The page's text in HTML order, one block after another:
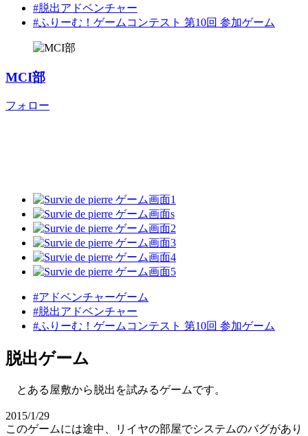
#脱出アドベンチャー
#ふりーむ！ゲームコンテスト 第10回 参加ゲーム
MCI部
フォロー
#アドベンチャーゲーム
#脱出アドベンチャー
#ふりーむ！ゲームコンテスト 第10回 参加ゲーム
脱出ゲーム
とある屋敷から脱出を試みるゲームです。
2015/1/29
このゲームには途中、リイヤの部屋でシステムのバグがあり